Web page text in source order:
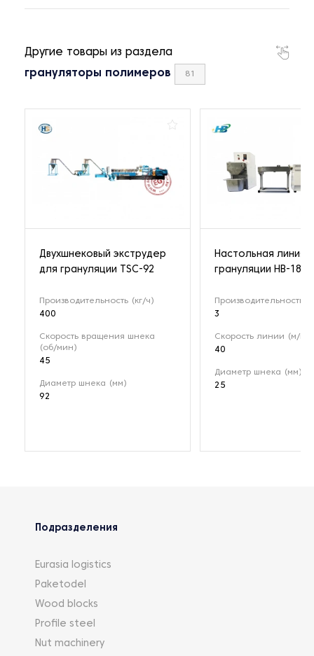
Другие товары из раздела
грануляторы полимеров 81
Двухшнековый экструдер
для грануляции TSC-92
Производительность (кг/ч)
400
Скорость вращения шнека
(об/мин)
45
Диаметр шнека (мм)
92
Настольная линия
грануляции HB-
Производительность
3
Скорость линии (м/
40
Диаметр шнека (мм)
25
Подразделения
Eurasia logistics
Paketodel
Wood blocks
Profile steel
Nut machinery